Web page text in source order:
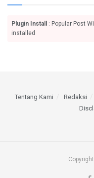
Plugin Install
: Popular Post
installed
Tentang Kami Redaksi